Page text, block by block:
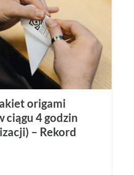
origami
ciągu 4 godzin
– Rekord